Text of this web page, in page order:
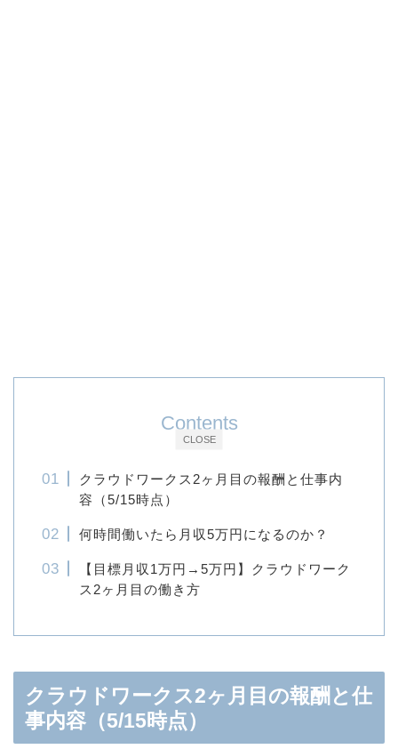
CLOSE
Contents
クラウドワークス2ヶ月目の報酬と仕事内
容（5/15時点）
何時間働いたら月収5万円になるのか？
【目標月収1万円→5万円】クラウドワーク
ス2ヶ月目の働き方
クラウドワークス2ヶ月目の報酬と仕
事内容（5/15時点）